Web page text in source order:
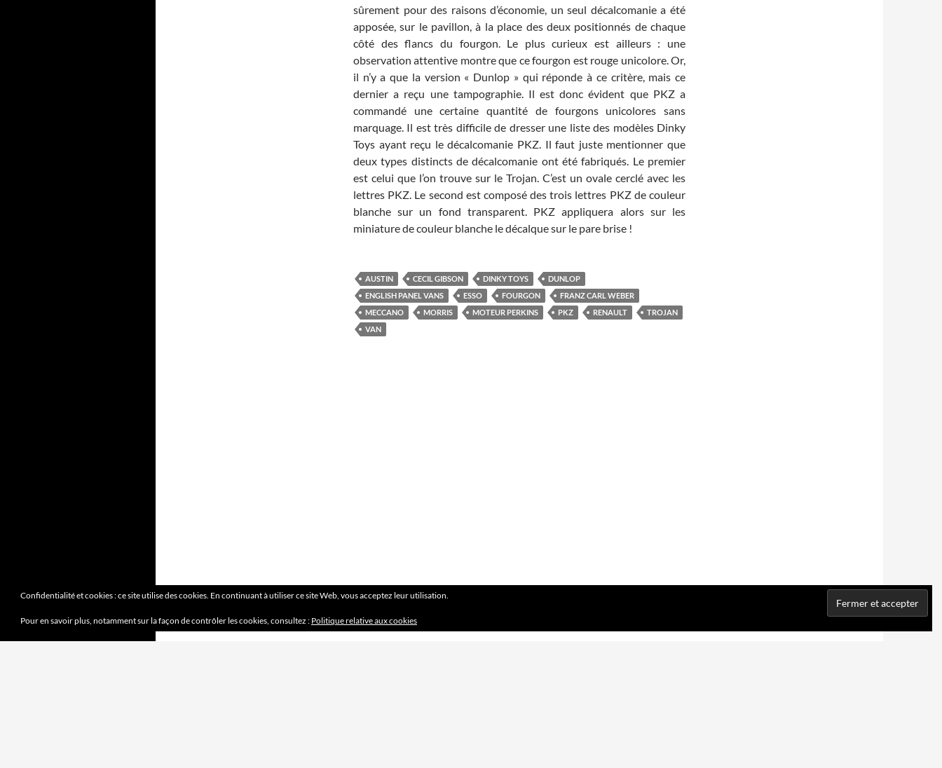
sûrement pour des raisons d’économie, un seul décalcomanie a été
apposée, sur le pavillon, à la place des deux positionnés de chaque
côté des flancs du fourgon. Le plus curieux est ailleurs : une
observation attentive montre que ce fourgon est rouge unicolore. Or,
il n’y a que la version « Dunlop » qui réponde à ce critère, mais ce
dernier a reçu une tampographie. Il est donc évident que PKZ a
commandé une certaine quantité de fourgons unicolores sans
marquage. Il est très difficile de dresser une liste des modèles Dinky
Toys ayant reçu le décalcomanie PKZ. Il faut juste mentionner que
deux types distincts de décalcomanie ont été fabriqués. Le premier
est celui que l’on trouve sur le Trojan. C’est un ovale cerclé avec les
lettres PKZ. Le second est composé des trois lettres PKZ de couleur
blanche sur un fond transparent. PKZ appliquera alors sur les
miniature de couleur blanche le décalque sur le pare brise !
AUSTIN CECIL GIBSON DINKY TOYS
DUNLOP
ENGLISH PANEL VANS
ESSO FOURGON
FRANZ CARL WEBER
MECCANO
MORRIS MOTEUR PERKINS PKZ RENAULT
TROJAN
VAN
Confidentialité et cookies : ce site utilise des cookies. En continuant à utiliser ce site Web, vous acceptez leur utilisation.
Pour en savoir plus, notamment sur la façon de contrôler les cookies, consultez : Politique relative aux cookies